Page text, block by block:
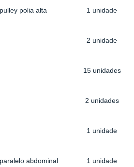
polia alta 1 unidade
2 unidade
15 unidades
2 unidades
1 unidade
abdominal 1 unidade